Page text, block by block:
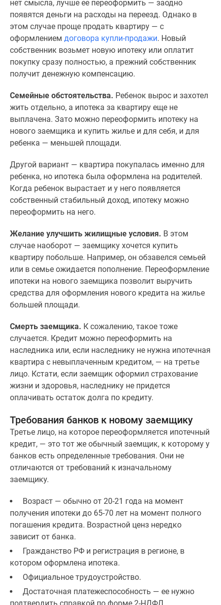
Москве
Программа
реновации
Москве
Новостройки
премиум-
Новостройки
бизнес-
класса
Рассрочка
Траншевая
Дома
коттеджи
Коттеджные
поселки
Москве
Готовые
Строящиеся
поселки
Коттеджные
поселки
лесу
Коттеджные
поселки
водоема
Коттеджные
поселки
ипотеку
Бизнес-
Коттеджи
Скидки
акции
Макс
нет смысла, лучше ее переоформить — заодно
появятся деньги на расходы на переезд. Однако в
этом случае проще продать квартиру — с
оформлением договора купли-продажи. Новый
собственник возьмет новую ипотеку или оплатит
покупку сразу полностью, а прежний собственник
получит денежную компенсацию.
Семейные обстоятельства. Ребенок вырос и захотел
жить отдельно, а ипотека за квартиру еще не
выплачена. Зато можно переоформить ипотеку на
нового заемщика и купить жилье и для себя, и для
ребенка — меньшей площади.
Другой вариант — квартира покупалась именно для
ребенка, но ипотека была оформлена на родителей.
Когда ребенок вырастает и у него появляется
собственный стабильный доход, ипотеку можно
переоформить на него.
Желание улучшить жилищные условия. В этом
случае наоборот — заемщику хочется купить
квартиру побольше. Например, он обзавелся семьей
или в семье ожидается пополнение. Переоформление
ипотеки на нового заемщика позволит выручить
средства для оформления нового кредита на жилье
большей площади.
Смерть заемщика. К сожалению, такое тоже
случается. Кредит можно переоформить на
наследника или, если наследнику не нужна ипотечная
квартира с невыплаченным кредитом, — на третье
лицо. Кстати, если заемщик оформил страхование
жизни и здоровья, наследнику не придется
оплачивать остаток долга по кредиту.
Требования банков к новому заемщику
Третье лицо, на которое переоформляется ипотечный
кредит, — это тот же обычный заемщик, к которому у
банков есть определенные требования. Они не
отличаются от требований к изначальному
заемщику.
Возраст — обычно от 20-21 года на момент
получения ипотеки до 65-70 лет на момент полного
погашения кредита. Возрастной ценз нередко
зависит от банка.
Гражданство РФ и регистрация в регионе, в
котором оформлена ипотека.
Официальное трудоустройство.
Достаточная платежеспособность — ее нужно